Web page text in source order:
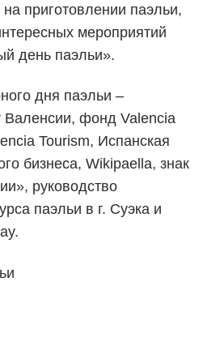
приготовлении паэльи,
мероприятий
день паэльи».
дня паэльи –
Валенсии, фонд Valencia
Tourism, Испанская
бизнеса, Wikipaella, знак
руководство
паэльи в г. Суэка и